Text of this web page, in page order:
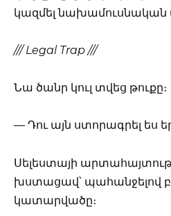
կազմել նախամուսնական
/// Legal Trap ///
Նա ծանր կուլ տվեց թուքը։
— Դու այն ստորագրել ես
Սելեստայի
խստացավ՝ պահանջելով
կատարվածը։